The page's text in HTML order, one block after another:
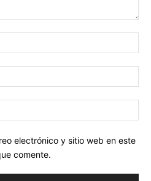
electrónico y sitio web en este
comente.